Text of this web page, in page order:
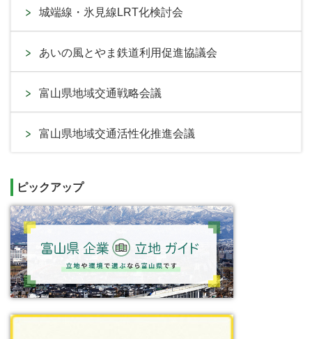
城端線・氷見線LRT化検討会
あいの風とやま鉄道利用促進協議会
富山県地域交通戦略会議
富山県地域交通活性化推進会議
ピックアップ